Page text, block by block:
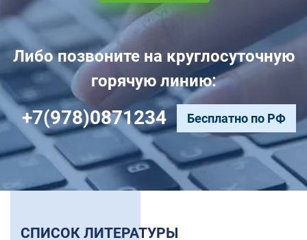
Либо позвоните на круглосуточную
горячую линию:
+7(978)0871234 Бесплатно по РФ
СПИСОК ЛИТЕРАТУРЫ